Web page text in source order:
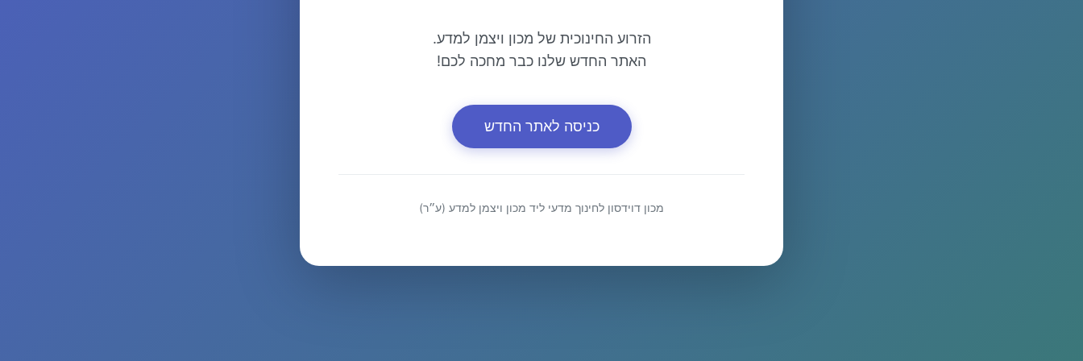
הזרוע החינוכית של מכון ויצמן למדע.
האתר החדש שלנו כבר מחכה לכם!
כניסה לאתר החדש
מכון דוידסון לחינוך מדעי ליד מכון ויצמן למדע (ע״ר)